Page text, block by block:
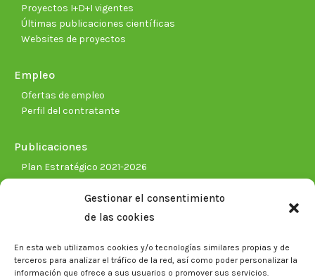
Gestionar el consentimiento
de las cookies
En esta web utilizamos cookies y/o tecnologías similares propias y de
terceros para analizar el tráfico de la red, así como poder personalizar la
información que ofrece a sus usuarios o promover sus servicios.
Proyectos I+D+I vigentes
Últimas publicaciones científicas
Websites de proyectos
Empleo
Ofertas de empleo
Perfil del contratante
Publicaciones
Plan Estratégico 2021-2026
Memorias corporativas
Biblioteca. Repositorio CITAREA
Noticias
Eventos